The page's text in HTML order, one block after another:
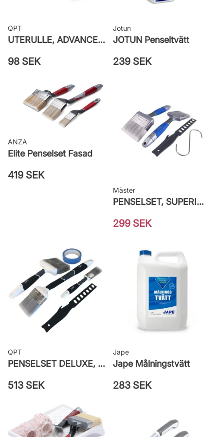
QPT
UTERULLE, ADVANCE GROV PRETEX
98 SEK
Jotun
JOTUN Penseltvätt
239 SEK
ANZA
Elite Penselset Fasad
419 SEK
Mäster
PENSELSET, SUPERIOR MÅLA FASAD
299 SEK
QPT
PENSELSET DELUXE, MÅLA FASAD, ALLA YTOR
513 SEK
Jape
Jape Målningstvätt
283 SEK